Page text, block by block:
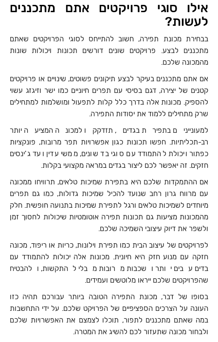
אילו סוגי פרויקטים אתם מתכננים
לעשות?
בבחירת מכונת תפירה, חשוב להתייחס לסוגי הפרויקטים שאתם
מתכננים לבצע. פרויקטים שונים דורשים תכונות ויכולות שונות
מהמכונה שלכם.
אם אתם מתכננים בעיקר לבצע תיקונים פשוטים, שינויים או פרויקטים
קטנים של יצירה, דגם בסיסי עם תפרים חיוניים כמו ישר וזיגזג עשוי
להספיק. מכונות אלה בדרך כלל קלות לתפעול ומושלמות למתחילים
שרק מתחילים ללמוד את יסודות התפירה.
למעוניינים בתפירת בגדים, תזדקקו למכונה המציעה יותר
רב-תכליתיות. חפשו תכונות כגון אפשרויות תפר מרובות, פונקציות
כפתור ויכולת להתמודד עם סוגי בד שונים, ממשי עדין ועד ג'ינסים
חזקים. זה יאפשר לכם ליצור בגדים במראה מקצועי בקלות.
אם ההתמקדות שלכם היא בתפירת שמיכות טלאים, תרוויחו ממכונה
עם מרווח גרון רחב שנועד להכיל שמיכות גדולות, כמו גם תפרים
מיוחדים לשמיכות טלאים ורגל לתפירת שמיכות בתנועה חופשית. חלק
מהמכונות מציעות גם תכונות תפירה אוטומטיות שיכולות לחסוך זמן
ולשפר את דיוק עיצובי השמיכה שלכם.
לפרויקטים של עיצוב הבית כמו תפירת וילונות, כריות או ריפוד, מכונה
חזקה עם מנוע חזק היא חיונית. מכונות אלה יכולות להתמודד עם
בדים עבים יותר ושכבות מרובות מבלי להתקשות, ולהבטיח
שהפרויקטים שלכם ייראו מלוטשים ועמידים.
בסופו של דבר, מכונת התפירה הטובה ביותר עבורכם תהיה כזו
העונה על הצרכים הספציפיים של הפרויקט שלכם. על ידי התחשבות
במה שאתם מתכננים לתפור, תוכלו לצמצם את האפשרויות שלכם
ולבחור מכונה שתעזור לכם להשיג את המטרה.